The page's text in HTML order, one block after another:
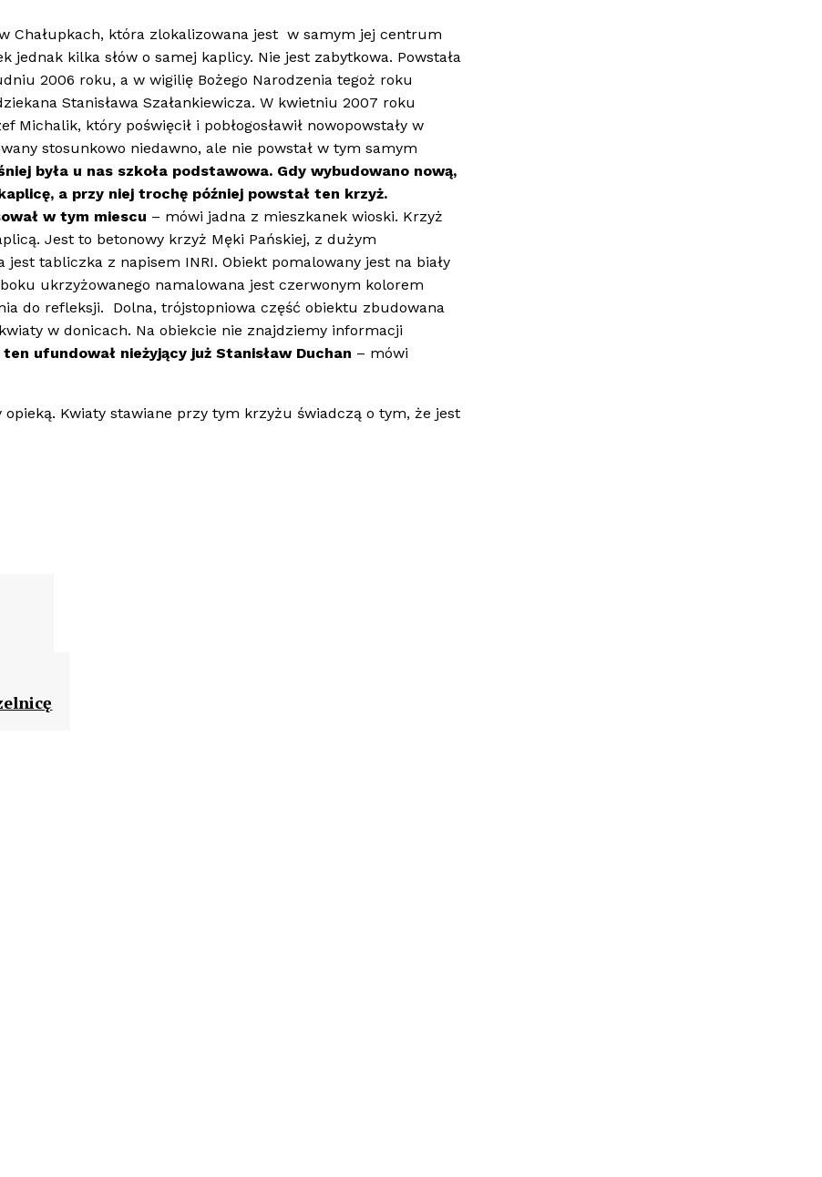
Chałupkach, która zlokalizowana jest w samym jej centrum
jednak kilka słów o samej kaplicy. Nie jest zabytkowa. Powstała
2006 roku, a w wigilię Bożego Narodzenia tegoż roku
Stanisława Szałankiewicza. W kwietniu 2007 roku
który poświęcił i pobłogosławił nowopowstały w
stosunkowo niedawno, ale nie powstał w tym samym
była u nas szkoła podstawowa. Gdy wybudowano nową,
a przy niej trochę później powstał ten krzyż.
w tym miescu – mówi jadna z mieszkanek wioski. Krzyż
Jest to betonowy krzyż Męki Pańskiej, z dużym
tabliczka z napisem INRI. Obiekt pomalowany jest na biały
ukrzyżowanego namalowana jest czerwonym kolorem
do refleksji. Dolna, trójstopniowa część obiektu zbudowana
w donicach. Na obiekcie nie znajdziemy informacji
ten ufundował nieżyjący już Stanisław Duchan – mówi
Kwiaty stawiane przy tym krzyżu świadczą o tym, że jest